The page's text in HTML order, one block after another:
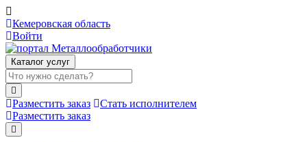
Кемеровская область
Войти
Каталог услуг
Разместить заказ
Стать исполнителем
Разместить заказ